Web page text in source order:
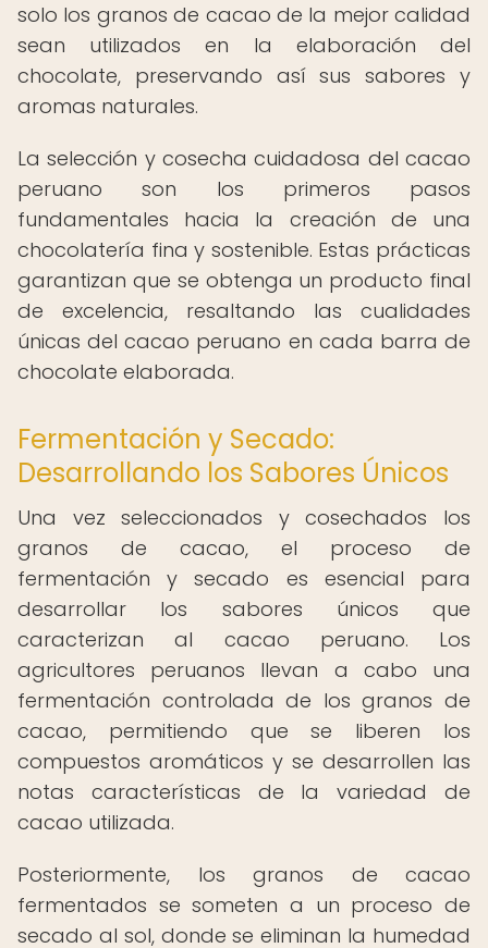
solo los granos de cacao de la mejor calidad
sean utilizados en la elaboración del
chocolate, preservando así sus sabores y
aromas naturales.
La selección y cosecha cuidadosa del cacao
peruano son los primeros pasos
fundamentales hacia la creación de una
chocolatería fina y sostenible. Estas prácticas
garantizan que se obtenga un producto final
de excelencia, resaltando las cualidades
únicas del cacao peruano en cada barra de
chocolate elaborada.
Fermentación y Secado:
Desarrollando los Sabores Únicos
Una vez seleccionados y cosechados los
granos de cacao, el proceso de
fermentación y secado es esencial para
desarrollar los sabores únicos que
caracterizan al cacao peruano. Los
agricultores peruanos llevan a cabo una
fermentación controlada de los granos de
cacao, permitiendo que se liberen los
compuestos aromáticos y se desarrollen las
notas características de la variedad de
cacao utilizada.
Posteriormente, los granos de cacao
fermentados se someten a un proceso de
secado al sol, donde se eliminan la humedad